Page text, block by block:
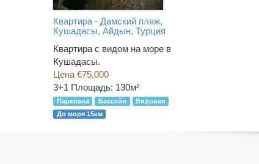
Квартира - Дамский пляж,
Кушадасы, Айдын, Турция
Квартира с видом на море в
Кушадасы.
Цена €75,000
3+1 Площадь: 130м²
Парковка Бассейн
Видовая
До моря 15км